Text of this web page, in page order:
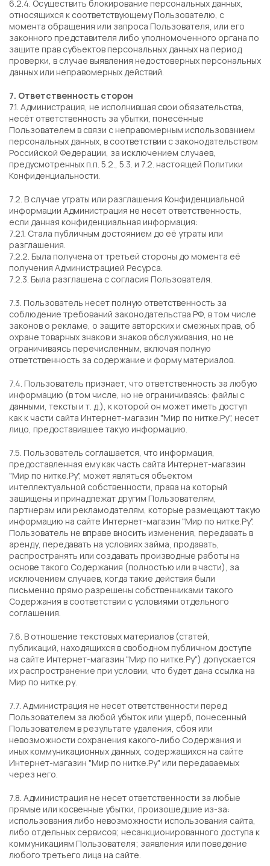
6.2.4. Осуществить блокирование персональных данных,
относящихся к соответствующему Пользователю, с
момента обращения или запроса Пользователя, или его
законного представителя либо уполномоченного органа по
защите прав субъектов персональных данных на период
проверки, в случае выявления недостоверных персональных
данных или неправомерных действий.
7. Ответственность сторон
7.1. Администрация, не исполнившая свои обязательства,
несёт ответственность за убытки, понесённые
Пользователем в связи с неправомерным использованием
персональных данных, в соответствии с законодательством
Российской Федерации, за исключением случаев,
предусмотренных п.п. 5.2., 5.3. и 7.2. настоящей Политики
Конфиденциальности.
7.2. В случае утраты или разглашения Конфиденциальной
информации Администрация не несёт ответственность,
если данная конфиденциальная информация:
7.2.1. Стала публичным достоянием до её утраты или
разглашения.
7.2.2. Была получена от третьей стороны до момента её
получения Администрацией Ресурса.
7.2.3. Была разглашена с согласия Пользователя.
7.3. Пользователь несет полную ответственность за
соблюдение требований законодательства РФ, в том числе
законов о рекламе, о защите авторских и смежных прав, об
охране товарных знаков и знаков обслуживания, но не
ограничиваясь перечисленным, включая полную
ответственность за содержание и форму материалов.
7.4. Пользователь признает, что ответственность за любую
информацию (в том числе, но не ограничиваясь: файлы с
данными, тексты и т. д.), к которой он может иметь доступ
как к части сайта Интернет-магазин "Мир по нитке.Ру", несет
лицо, предоставившее такую информацию.
7.5. Пользователь соглашается, что информация,
предоставленная ему как часть сайта Интернет-магазин
"Мир по нитке.Ру", может являться объектом
интеллектуальной собственности, права на который
защищены и принадлежат другим Пользователям,
партнерам или рекламодателям, которые размещают такую
информацию на сайте Интернет-магазин "Мир по нитке.Ру".
Пользователь не вправе вносить изменения, передавать в
аренду, передавать на условиях займа, продавать,
распространять или создавать производные работы на
основе такого Содержания (полностью или в части), за
исключением случаев, когда такие действия были
письменно прямо разрешены собственниками такого
Содержания в соответствии с условиями отдельного
соглашения.
7.6. В отношение текстовых материалов (статей,
публикаций, находящихся в свободном публичном доступе
на сайте Интернет-магазин "Мир по нитке.Ру") допускается
их распространение при условии, что будет дана ссылка на
Мир по нитке.ру.
7.7. Администрация не несет ответственности перед
Пользователем за любой убыток или ущерб, понесенный
Пользователем в результате удаления, сбоя или
невозможности сохранения какого-либо Содержания и
иных коммуникационных данных, содержащихся на сайте
Интернет-магазин "Мир по нитке.Ру" или передаваемых
через него.
7.8. Администрация не несет ответственности за любые
прямые или косвенные убытки, произошедшие из-за:
использования либо невозможности использования сайта,
либо отдельных сервисов; несанкционированного доступа к
коммуникациям Пользователя; заявления или поведение
любого третьего лица на сайте.